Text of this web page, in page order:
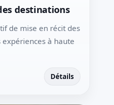
destinations
de mise en récit des
à haute
Détails